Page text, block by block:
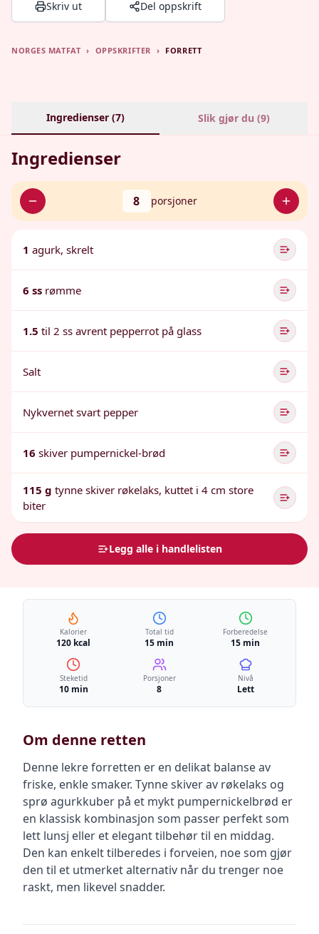
Skriv ut Del oppskrift
NORGES MATFAT › OPPSKRIFTER › FORRETT
Ingredienser (7) Slik gjør du (9)
Ingredienser
8 porsjoner
1 agurk, skrelt
6 ss rømme
1.5 til 2 ss avrent pepperrot på glass
Salt
Nykvernet svart pepper
16 skiver pumpernickel-brød
115 g tynne skiver røkelaks, kuttet i 4 cm store
biter
Legg alle i handlelisten
Kalorier
120 kcal
Total tid
15 min
Forberedelse
15 min
Steketid
10 min
Porsjoner
8
Nivå
Lett
Om denne retten
Denne lekre forretten er en delikat balanse av
friske, enkle smaker. Tynne skiver av røkelaks og
sprø agurkkuber på et mykt pumpernickelbrød er
en klassisk kombinasjon som passer perfekt som
lett lunsj eller et elegant tilbehør til en middag.
Den kan enkelt tilberedes i forveien, noe som gjør
den til et utmerket alternativ når du trenger noe
raskt, men likevel snadder.